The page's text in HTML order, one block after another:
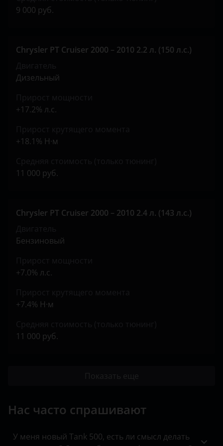
Tank
Volkswagen
Vortex
Zotye
ВАЗ (LADA)
9 000 руб.
Chrysler PT Cruiser 2000 – 2010 2.2 л. (150 л.с.)
Дизельный
+17.2% л.с.
+18.1% Н·м
11 000 руб.
Chrysler PT Cruiser 2000 – 2010 2.4 л. (143 л.с.)
Бензиновый
+7.0% л.с.
+7.4% Н·м
11 000 руб.
Нас часто спрашивают
У меня новый Tank 500, есть ли смысл делать